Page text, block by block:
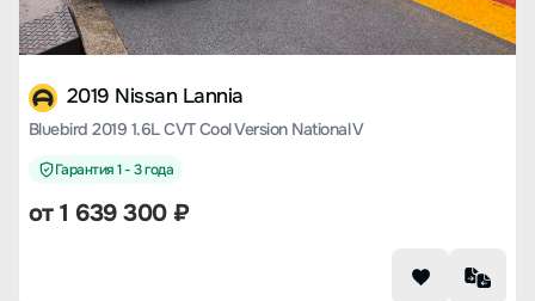
2019 Nissan Lannia
Bluebird 2019 1.6L CVT Cool Version National V
Гарантия 1 - 3 года
от1 639 300₽